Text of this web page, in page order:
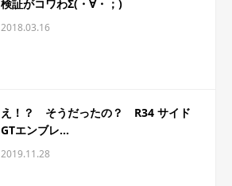
検証がコワわΣ(・∀・；)
2018.03.16
え！？ そうだったの？ R34 サイド
GTエンブレ...
2019.11.28